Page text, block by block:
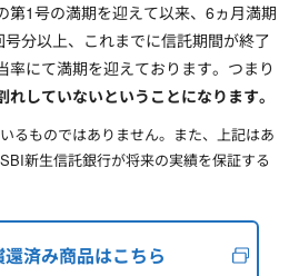
第1号の満期を迎えて以来、6ヵ月満期
分以上、これまでに信託期間が終了
率にて満期を迎えております。つまり
れしていないということになります。
るものではありません。また、上記はあ
新生信託銀行が将来の実績を保証する
済み商品はこちら